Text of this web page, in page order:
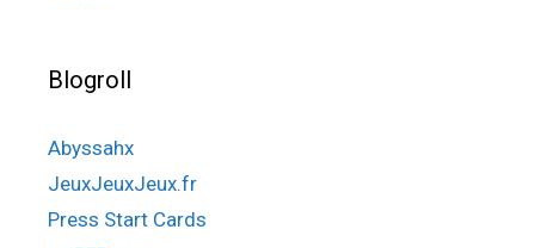
Blogroll
Abyssahx
JeuxJeuxJeux.fr
Press Start Cards